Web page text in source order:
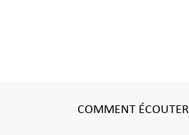
COMMENT ÉCOUTER